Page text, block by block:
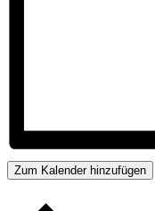
Zum Kalender hinzufügen